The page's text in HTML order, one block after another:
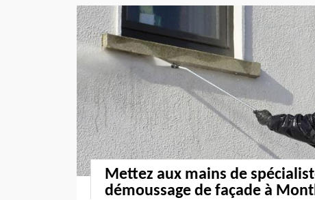
Mettez aux mains de
démoussage de façade à